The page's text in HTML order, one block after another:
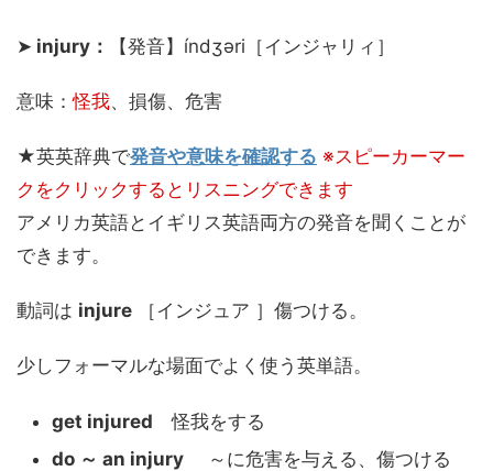
➤ injury： 【発音】índʒəri［インジャリィ］
意味：怪我、損傷、危害
★英英辞典で発音や意味を確認する ※スピーカーマー
クをクリックするとリスニングできます
アメリカ英語とイギリス英語両方の発音を聞くことが
できます。
動詞は injure ［インジュア ］傷つける。
少しフォーマルな場面でよく使う英単語。
get injured 怪我をする
do ～ an injury ～に危害を与える、傷つける